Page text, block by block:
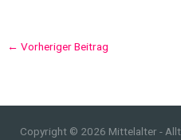
← Vorheriger Beitrag
Copyright © 2026 Mittelalter -